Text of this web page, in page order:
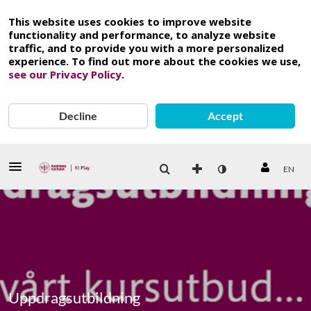
This website uses cookies to improve website
functionality and performance, to analyze website
traffic, and to provide you with a more personalized
experience. To find out more about the cookies we use,
see our Privacy Policy.
Decline Accept
EN
Uppdragsutbildning